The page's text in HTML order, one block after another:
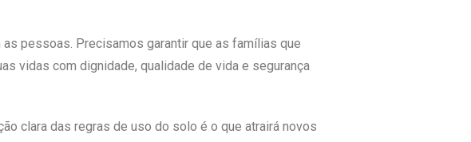
pessoas. Precisamos garantir que as famílias que
vidas com dignidade, qualidade de vida e segurança
clara das regras de uso do solo é o que atrairá novos